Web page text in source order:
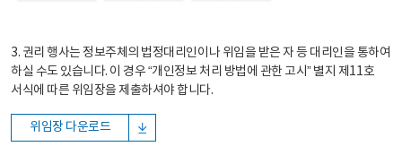
3. 권리 행사는 정보주체의 법정대리인이나 위임을 받은 자 등 대리인을 통하여
하실 수도 있습니다. 이 경우 “개인정보 처리 방법에 관한 고시” 별지 제11호
서식에 따른 위임장을 제출하셔야 합니다.
위임장 다운로드